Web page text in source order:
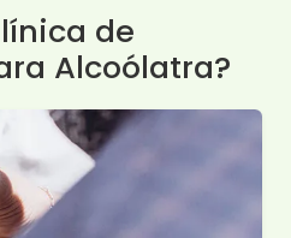
de
Alcoólatra?